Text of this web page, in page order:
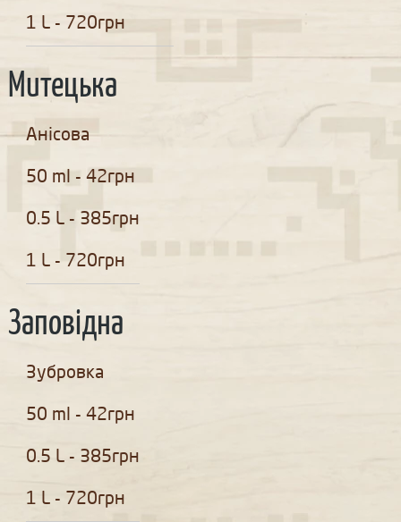
1 L - 720грн
Митецька
Анісова
50 ml - 42грн
0.5 L - 385грн
1 L - 720грн
Заповідна
Зубровка
50 ml - 42грн
0.5 L - 385грн
1 L - 720грн